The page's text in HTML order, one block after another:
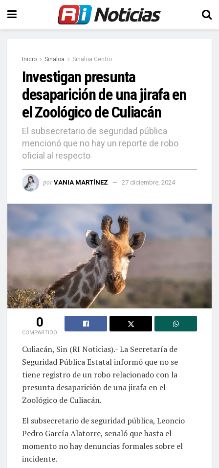
Inicio Sinaloa Sinaloa Centro
Investigan presunta
desaparición de una jirafa en
el Zoológico de Culiacán
El subsecretario de seguridad pública
mencionó que no hay un reporte de robo
oficial al respecto
por VANIA MARTÍNEZ 27 diciembre, 2024
0
COMPARTIDO
Culiacán, Sin (RI Noticias).- La Secretaría de
Seguridad Pública Estatal informó que no se
tiene registro de un robo relacionado con la
presunta desaparición de una jirafa en el
Zoológico de Culiacán.
El subsecretario de seguridad pública, Leoncio
Pedro García Alatorre, señaló que hasta el
momento no hay denuncias formales sobre el
incidente.